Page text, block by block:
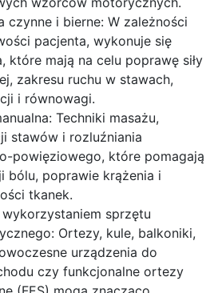
czynne i bierne: W zależności
pacjenta, wykonuje się
które mają na celu poprawę siły
zakresu ruchu w stawach,
i równowagi.
Techniki masażu,
stawów i rozluźniania
powięziowego, które pomagają
bólu, poprawie krążenia i
tkanek.
sprzętu
Ortezy, kule, balkoniki,
urządzenia do
czy funkcjonalne ortezy